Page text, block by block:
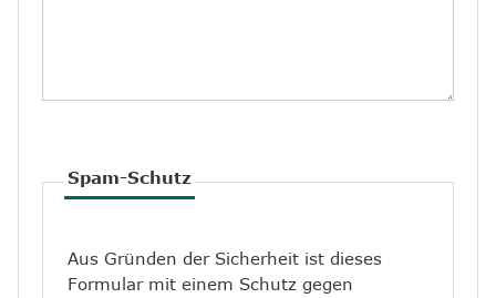
Spam-Schutz
Aus Gründen der Sicherheit ist dieses
Formular mit einem Schutz gegen